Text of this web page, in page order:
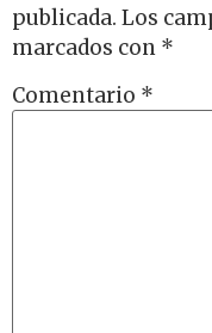
publicada. Los
marcados con *
Comentario *